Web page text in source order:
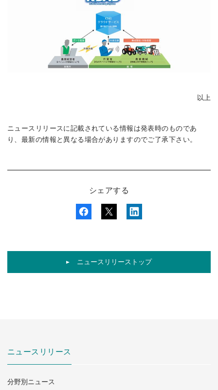
以上
ニュースリリースに記載されている情報は発表時のものであ
り、最新の情報と異なる場合がありますのでご了承下さい。
シェアする
ニュースリリーストップ
ニュースリリース
分野別ニュース